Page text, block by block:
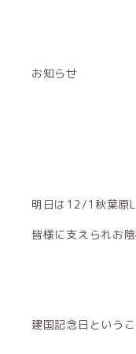
お知らせ
明日は12/1秋葉原
皆様に支えられお
建国記念日という